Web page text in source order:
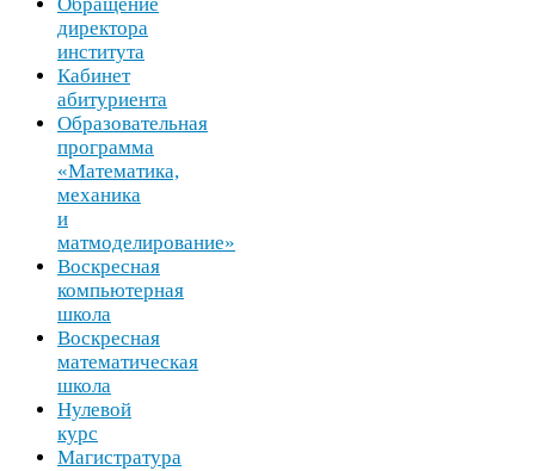
директора
института
Кабинет
абитуриента
Образовательная
программа
«Математика,
механика
и
матмоделирование»
Воскресная
компьютерная
школа
Воскресная
математическая
школа
Нулевой
курс
Магистратура